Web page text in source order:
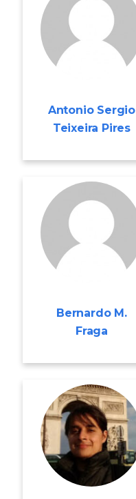
Antonio Sergio
Teixeira Pires
Bernardo M.
Fraga